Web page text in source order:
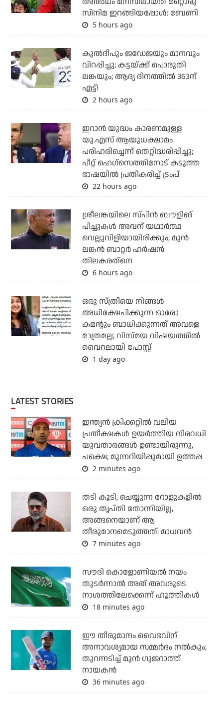
സിനിമ ഇറങ്ങിയപ്പോൾ: ബേണി
5 hours ago
കുല്‍ദീപും ജഡേജയും മാനവും
വിറപ്പിച്ചു; കട്ടയ്ക്ക് പൊരുതി
ലങ്കയും; ആദ്യ ദിനത്തില്‍ 363ന്
എട്ട്!
2 hours ago
ഇറാന്‍ യുദ്ധം കാരണമുള്ള
യു.എസ് ആയുധക്ഷാമം
പരിഹരിച്ചെന്ന് തെറ്റിദ്ധരിപ്പിച്ചു;
പീറ്റ് ഹെഗ്‌സെത്തിനോട് കടുത്ത
ഭാഷയില്‍ പ്രതികരിച്ച് ട്രംപ്
22 hours ago
ശ്രീലങ്കയിലെ സ്പിന്‍ ബൗളിങ്
പിച്ചുകള്‍ അവന് യഥാര്‍ത്ഥ
വെല്ലുവിളിയായിരിക്കും; മുന്‍
ലങ്കന്‍ ബാറ്റര്‍ ഹര്‍ഷന്‍
തിലകരത്‌നെ
6 hours ago
ഒരു സ്ത്രീയെ നിങ്ങള്‍
അധിക്ഷേപിക്കുന്ന ഓരോ
കമന്റും ബാധിക്കുന്നത് അവളെ
മാത്രമല്ല; വിസ്മയ വിഷയത്തില്‍
വൈറലായി പോസ്റ്റ്
1 day ago
LATEST STORIES
ഇന്ത്യന്‍ ക്രിക്കറ്റില്‍ വലിയ
പ്രതീക്ഷകള്‍ ഉയര്‍ത്തിയ നിരവധി
യുവതാരങ്ങള്‍ ഉണ്ടായിരുന്നു,
പക്ഷെ; മുന്നറിയിപ്പുമായി ഉത്തപ്പ
2 minutes ago
തടി കൂടി, ചെയ്യുന്ന റോളുകളില്‍
ഒരു തൃപ്തി തോന്നിയില്ല,
അങ്ങനെയാണ് ആ
തീരുമാനമെടുത്തത്: മാധവന്‍
7 minutes ago
സൗദി കൊളോണിയല്‍ നയം
തുടര്‍ന്നാല്‍ അത് അവരുടെ
നാശത്തിലേക്കെന്ന് ഹൂത്തികള്‍
18 minutes ago
ഈ തീരുമാനം വൈഭവിന്
അനാവശ്യമായ സമ്മര്‍ദം നല്‍കും;
തുറന്നടിച്ച് മുന്‍ ഗുജറാത്ത്
നായകന്‍
36 minutes ago